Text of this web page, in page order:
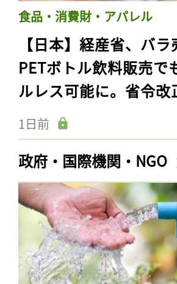
食品・消費財・アパレル
【日本】経産省、バラ
PETボトル飲料販売で
ルレス可能に。省令改
1日前
政府・国際機関・NGO